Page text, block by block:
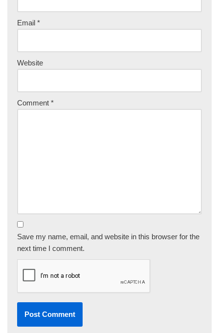
Email *
Website
Comment *
Save my name, email, and website in this browser for the
next time I comment.